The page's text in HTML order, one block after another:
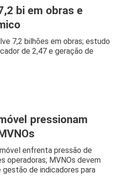
bi em obras e
7,2 bilhões em obras; estudo
de 2,47 e geração de
pressionam
enfrenta pressão de
operadoras; MVNOs devem
de indicadores para